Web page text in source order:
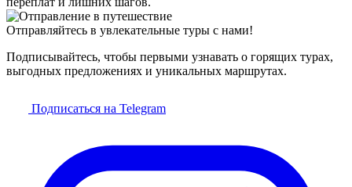
Отправляйтесь в увлекательные туры с нами!
Подписывайтесь, чтобы первыми узнавать о горящих турах,
выгодных предложениях и уникальных маршрутах.
Подписаться на Telegram